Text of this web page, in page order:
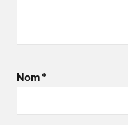
Nom*